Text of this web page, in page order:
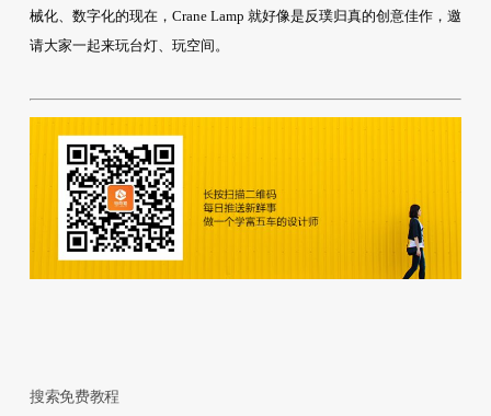
械化、数字化的现在，Crane Lamp 就好像是反璞归真的创意佳作，邀
请大家一起来玩台灯、玩空间。
搜索免费教程